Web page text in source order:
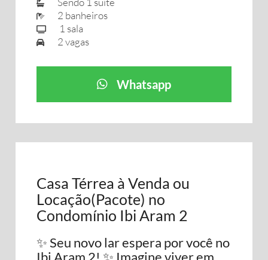
2 banheiros
1 sala
2 vagas
Whatsapp
Casa Térrea à Venda ou
Locação(Pacote) no
Condomínio Ibi Aram 2
✨ Seu novo lar espera por você no
Ibi Aram 2! ✨ Imagine viver em